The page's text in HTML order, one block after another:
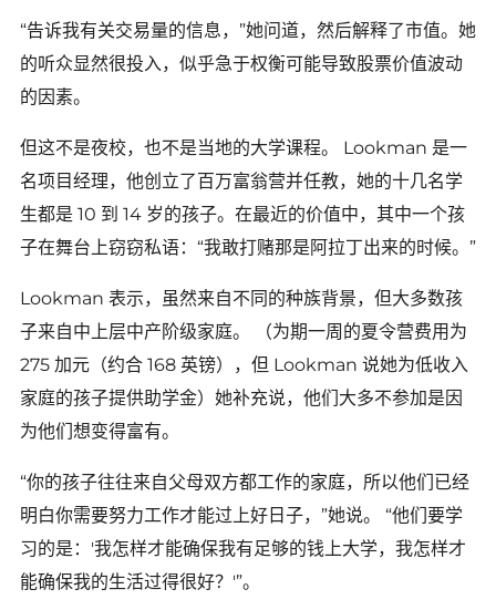
“告诉我有关交易量的信息，”她问道，然后解释了市值。她
的听众显然很投入，似乎急于权衡可能导致股票价值波动
的因素。
但这不是夜校，也不是当地的大学课程。 Lookman 是一
名项目经理，他创立了百万富翁营并任教，她的十几名学
生都是 10 到 14 岁的孩子。在最近的价值中，其中一个孩
子在舞台上窃窃私语：“我敢打赌那是阿拉丁出来的时候。”
Lookman 表示，虽然来自不同的种族背景，但大多数孩
子来自中上层中产阶级家庭。 （为期一周的夏令营费用为
275 加元（约合 168 英镑），但 Lookman 说她为低收入
家庭的孩子提供助学金）她补充说，他们大多不参加是因
为他们想变得富有。
“你的孩子往往来自父母双方都工作的家庭，所以他们已经
明白你需要努力工作才能过上好日子，”她说。 “他们要学
习的是：'我怎样才能确保我有足够的钱上大学，我怎样才
能确保我的生活过得很好？'”。